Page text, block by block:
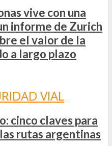
vive con una
informe de Zurich
el valor de la
a largo plazo
VIAL
cinco claves para
rutas argentinas